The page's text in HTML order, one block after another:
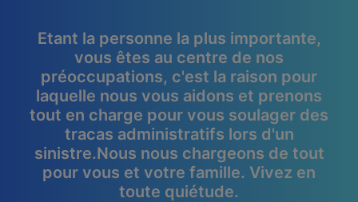
Etant la personne la plus importante,
vous êtes au centre de nos
préoccupations, c'est la raison pour
laquelle nous vous aidons et prenons
tout en charge pour vous soulager des
tracas administratifs lors d'un
sinistre.Nous nous chargeons de tout
pour vous et votre famille. Vivez en
toute quiétude.